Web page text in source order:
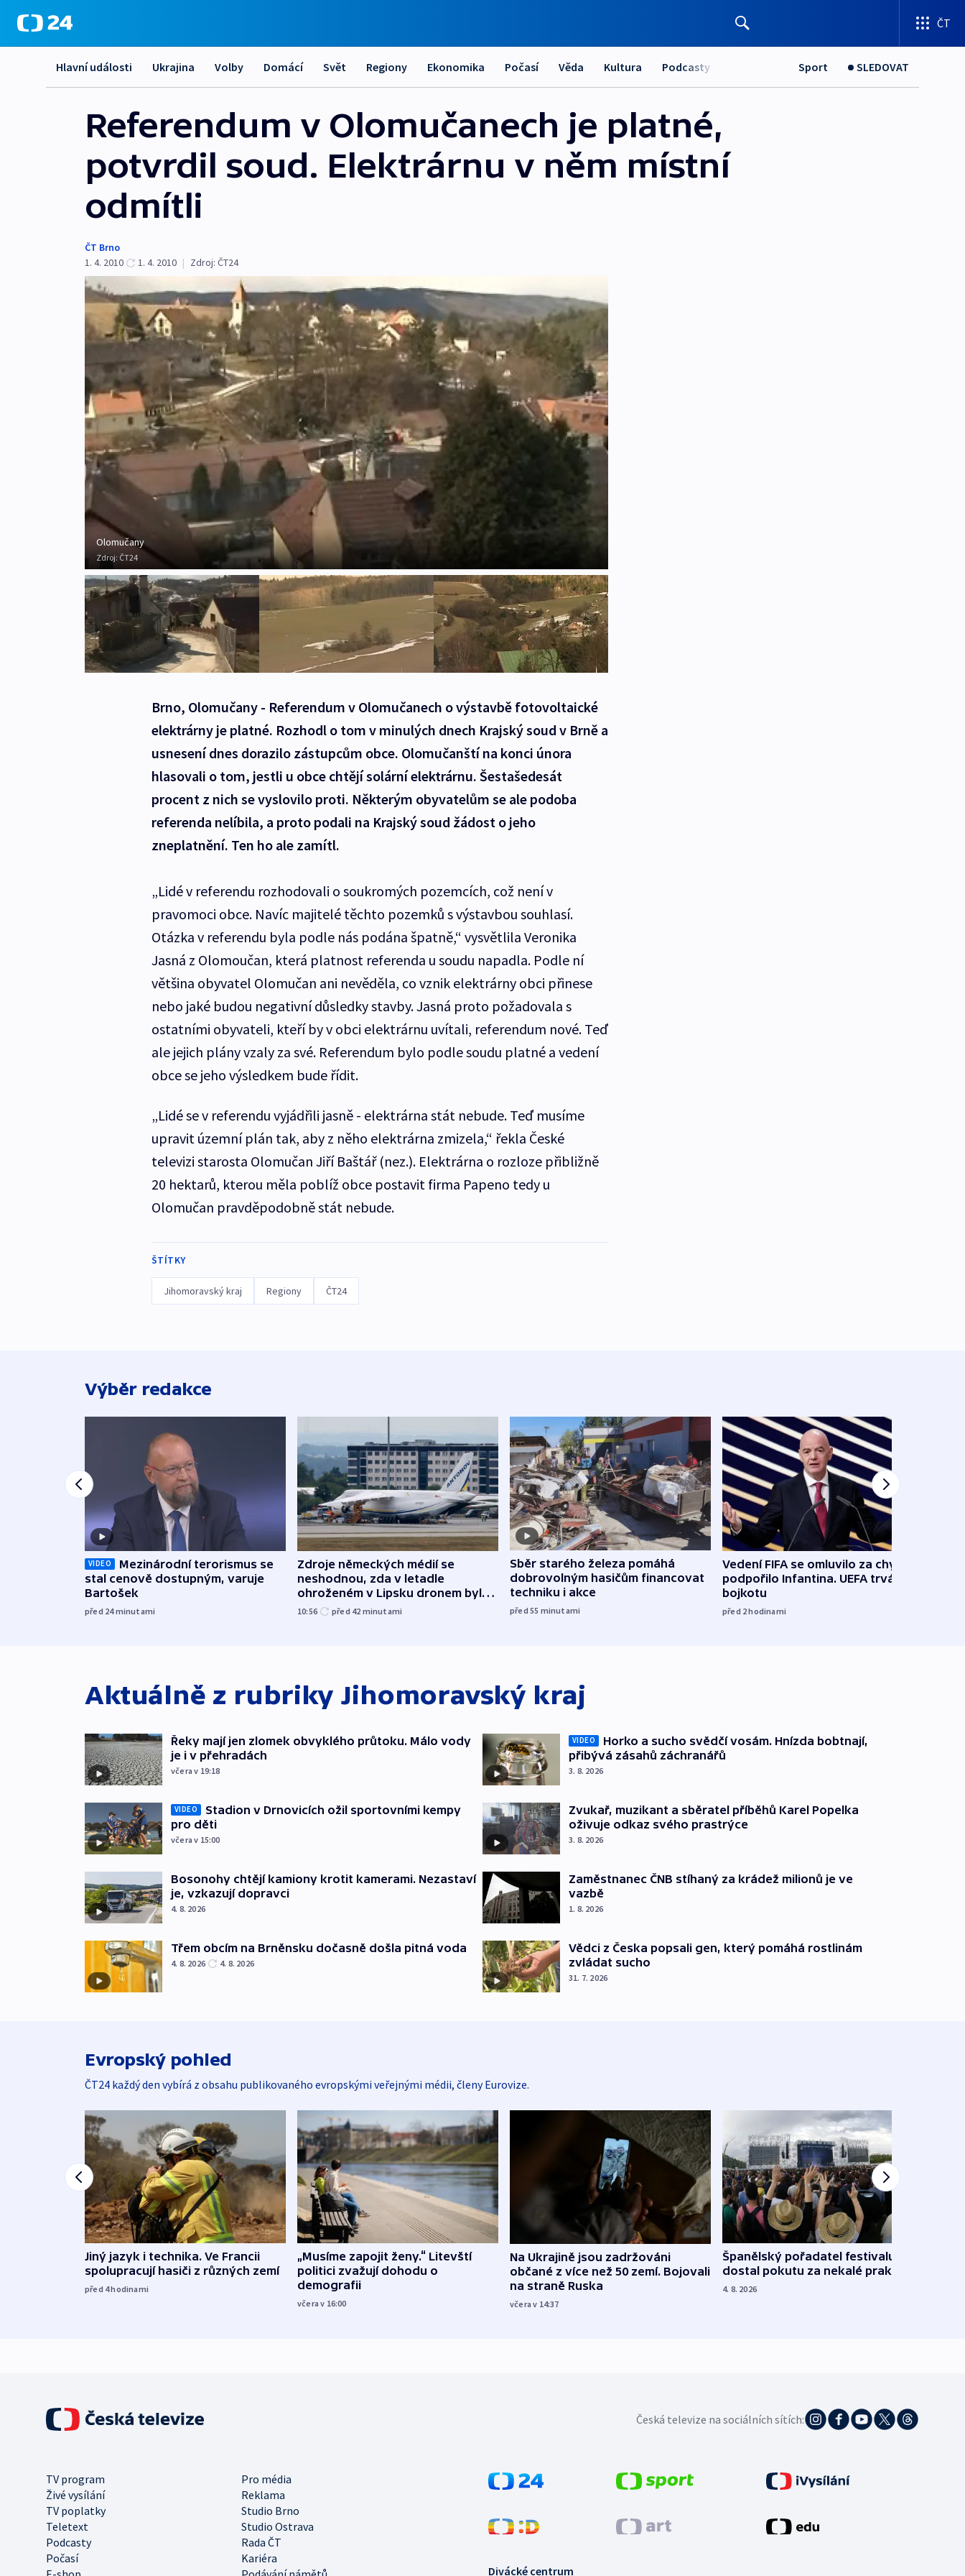
ČT
Hlavní události Ukrajina Volby Domácí Svět Regiony Ekonomika Počasí Věda Kultura Podcasty Sport SLEDOVAT
Referendum v Olomučanech je platné,
potvrdil soud. Elektrárnu v něm místní
odmítli
ČT Brno
1. 4. 2010
1. 4. 2010 | Zdroj: ČT24
Olomučany
Zdroj: ČT24
Brno, Olomučany - Referendum v Olomučanech o výstavbě fotovoltaické
elektrárny je platné. Rozhodl o tom v minulých dnech Krajský soud v Brně a
usnesení dnes dorazilo zástupcům obce. Olomučanští na konci února
hlasovali o tom, jestli u obce chtějí solární elektrárnu. Šestašedesát
procent z nich se vyslovilo proti. Některým obyvatelům se ale podoba
referenda nelíbila, a proto podali na Krajský soud žádost o jeho
zneplatnění. Ten ho ale zamítl.
„Lidé v referendu rozhodovali o soukromých pozemcích, což není v
pravomoci obce. Navíc majitelé těchto pozemků s výstavbou souhlasí.
Otázka v referendu byla podle nás podána špatně,“ vysvětlila Veronika
Jasná z Olomoučan, která platnost referenda u soudu napadla. Podle ní
většina obyvatel Olomučan ani nevěděla, co vznik elektrárny obci přinese
nebo jaké budou negativní důsledky stavby. Jasná proto požadovala s
ostatními obyvateli, kteří by v obci elektrárnu uvítali, referendum nové. Teď
ale jejich plány vzaly za své. Referendum bylo podle soudu platné a vedení
obce se jeho výsledkem bude řídit.
„Lidé se v referendu vyjádřili jasně - elektrárna stát nebude. Teď musíme
upravit územní plán tak, aby z něho elektrárna zmizela,“ řekla České
televizi starosta Olomučan Jiří Baštář (nez.). Elektrárna o rozloze přibližně
20 hektarů, kterou měla poblíž obce postavit firma Papeno tedy u
Olomučan pravděpodobně stát nebude.
ŠTÍTKY
Jihomoravský kraj Regiony ČT24
Výběr redakce
VIDEO
Mezinárodní terorismus se
stal cenově dostupným, varuje
Bartošek
před 24minutami
Zdroje německých médií se
neshodnou, zda v letadle
ohroženém v Lipsku dronem byla
munice
10:56 před 42 minutami
Sběr starého železa pomáhá
dobrovolným hasičům financovat
techniku i akce
před 55 minutami
Vedení FIFA se omluvilo za chyby a
podpořilo Infantina. UEFA trvá na
bojkotu
před 2hodinami
Aktuálně z rubriky Jihomoravský kraj
Řeky mají jen zlomek obvyklého průtoku. Málo vody
je i v přehradách
včera v 19:18
VIDEO
Stadion v Drnovicích ožil sportovními kempy
pro děti
včera v 15:00
Bosonohy chtějí kamiony krotit kamerami. Nezastaví
je, vzkazují dopravci
4. 8. 2026
Třem obcím na Brněnsku dočasně došla pitná voda
4. 8. 2026 4. 8. 2026
VIDEO
Horko a sucho svědčí vosám. Hnízda bobtnají,
přibývá zásahů záchranářů
3. 8. 2026
Zvukař, muzikant a sběratel příběhů Karel Popelka
oživuje odkaz svého prastrýce
3. 8. 2026
Zaměstnanec ČNB stíhaný za krádež milionů je ve
vazbě
1. 8. 2026
Vědci z Česka popsali gen, který pomáhá rostlinám
zvládat sucho
31. 7. 2026
Evropský pohled
ČT24 každý den vybírá z obsahu publikovaného evropskými veřejnými médii, členy Eurovize.
Jiný jazyk i technika. Ve Francii
spolupracují hasiči z různých zemí
před 4hodinami
„Musíme zapojit ženy.“ Litevští
politici zvažují dohodu o
demografii
včera v 16:00
Na Ukrajině jsou zadržováni
občané z více než 50 zemí. Bojovali
na straně Ruska
včera v 14:37
Španělský pořadatel festivalu
dostal pokutu za nekalé praktiky
4. 8. 2026
Česká televize na sociálních sítích:
TV program
Pro média
Živé vysílání
Reklama
TV poplatky
Studio Brno
Teletext
Studio Ostrava
Podcasty
Rada ČT
Počasí
Kariéra
Divácké centrum